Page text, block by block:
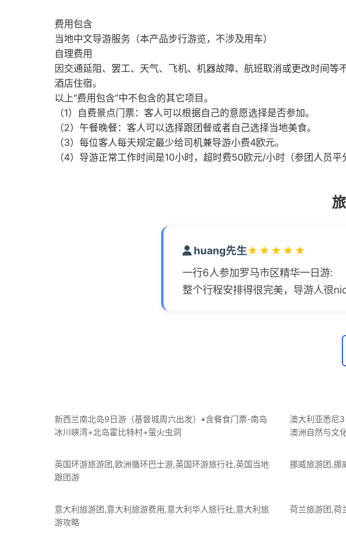
费用包含
当地中文导游服务（本产品步行游览，不涉及用车）
自理费用
因交通延阻、罢工、天气、飞机、机器故障、航班取消或更改时间等
酒店住宿。
以上“费用包含”中不包含的其它项目。
（1）自费景点门票：客人可以根据自己的意愿选择是否参加。
（2）午餐晚餐：客人可以选择跟团餐或者自己选择当地美食。
（3）每位客人每天规定最少给司机兼导游小费4欧元。
（4）导游正常工作时间是10小时，超时费50欧元/小时（参团人员平
huang先生★ ★ ★ ★ ★
一行6人参加罗马市区精华一日游:
整个行程安排得很完美，导游人很
新西兰南北岛9日游（基督城周六出发）•含餐食门票-南岛
冰川峡湾+北岛霍比特村+萤火虫洞
澳大利亚悉尼
澳洲自然与文
英国环游旅游团,欧洲循环巴士游,英国环游旅行社,英国当地
跟团游
挪威旅游团,挪
意大利旅游团,意大利旅游费用,意大利华人旅行社,意大利旅
游攻略
荷兰旅游团,荷